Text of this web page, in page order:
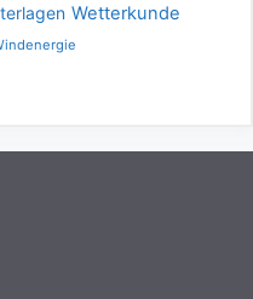
Wetterkunde